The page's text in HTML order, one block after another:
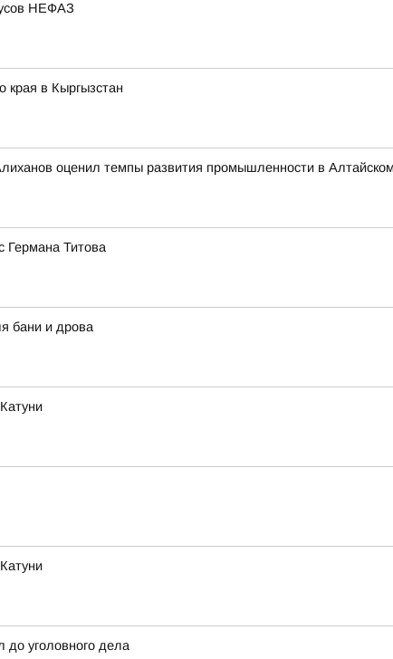
НЕФАЗ
края в Кыргызстан
оценил темпы развития промышленности в
Германа Титова
бани и дрова
до уголовного дела